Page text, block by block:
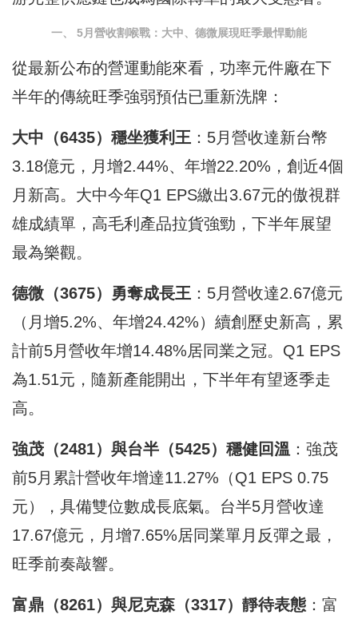
一、 5月營收割喉戰：大中、德微展現旺季最悍動能
從最新公布的營運動能來看，功率元件廠在下
半年的傳統旺季強弱預估已重新洗牌：
大中（6435）穩坐獲利王 ：5月營收達新台幣
3.18億元，月增2.44%、年增22.20%，創近4個
月新高。大中今年Q1 EPS繳出3.67元的傲視群
雄成績單，高毛利產品拉貨強勁，下半年展望
最為樂觀。
德微（3675）勇奪成長王 ：5月營收達2.67億元
（月增5.2%、年增24.42%）續創歷史新高，累
計前5月營收年增14.48%居同業之冠。Q1 EPS
為1.51元，隨新產能開出，下半年有望逐季走
高。
強茂（2481）與台半（5425）穩健回溫 ：強茂
前5月累計營收年增達11.27%（Q1 EPS 0.75
元），具備雙位數成長底氣。台半5月營收達
17.67億元，月增7.65%居同業單月反彈之最，
旺季前奏敲響。
富鼎（8261）與尼克森（3317）靜待表態 ：富